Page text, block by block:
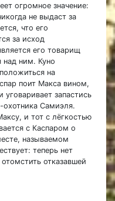
огромное значение:
не выдаст за
что его
за исход
его товарищ
над ним. Куно
на
поит Макса вином,
уговаривает запастись
Самиэля.
и тот с лёгкостью
с Каспаром о
называемом
теперь нет
отказавшей